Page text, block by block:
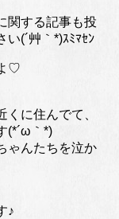
関する記事も投
(´艸｀*)ｽﾐﾏｾﾝ
♡
に住んでて、
(*´ω｀*)
ゃんたちを泣か
♪